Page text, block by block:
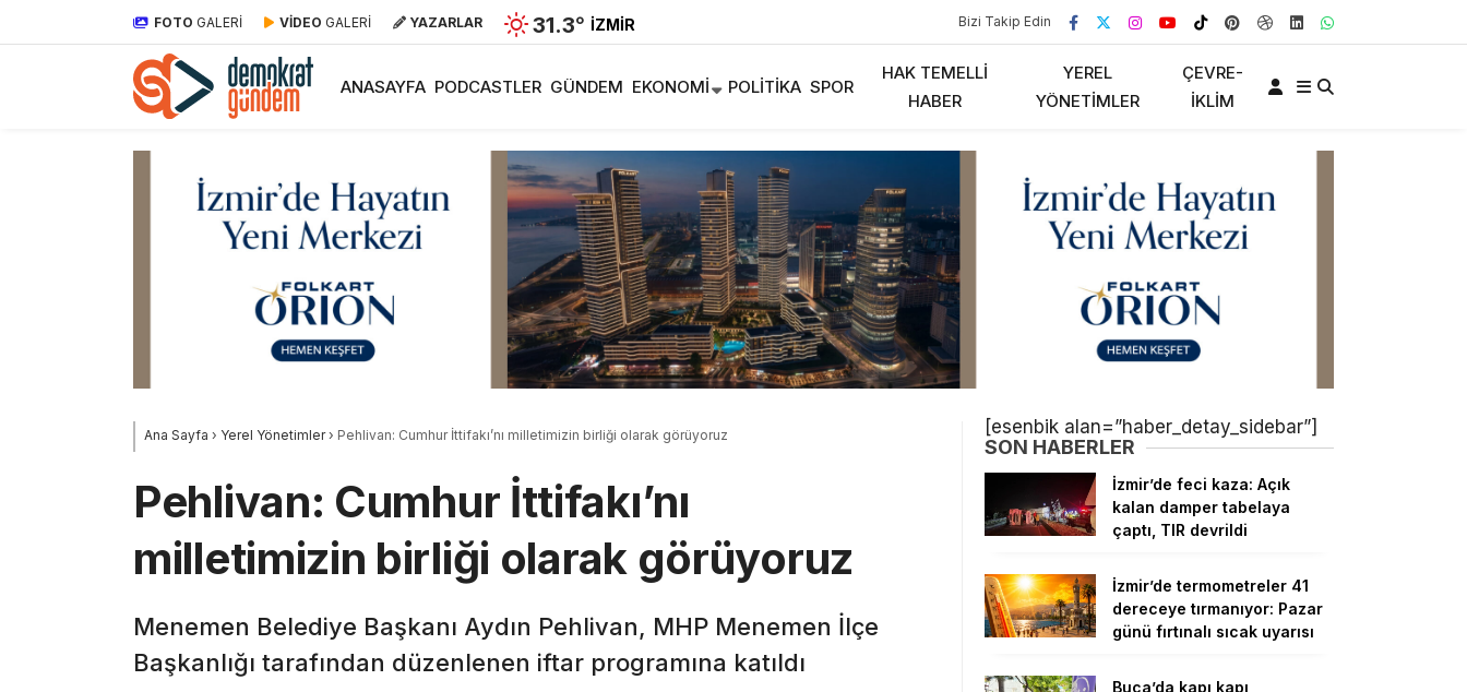
FOTO GALERİ VİDEO GALERİ YAZARLAR 31.3° İZMIR Bizi Takip Edin
ANASAYFA PODCASTLER GÜNDEM EKONOMI POLITIKA SPOR
HAK TEMELLI
HABER
YEREL
YÖNETIMLER
ÇEVRE-
İKLIM
Ana Sayfa › Yerel Yönetimler› Pehlivan: Cumhur İttifakı’nı milletimizin birliği olarak görüyoruz
Pehlivan: Cumhur İttifakı’nı
milletimizin birliği olarak görüyoruz
Menemen Belediye Başkanı Aydın Pehlivan, MHP Menemen İlçe
Başkanlığı tarafından düzenlenen iftar programına katıldı
[esenbik alan=”haber_detay_sidebar”]
SON HABERLER
İzmir’de feci kaza: Açık
kalan damper tabelaya
çaptı, TIR devrildi
İzmir’de termometreler 41
dereceye tırmanıyor: Pazar
günü fırtınalı sıcak uyarısı
Buca’da kapı kapı